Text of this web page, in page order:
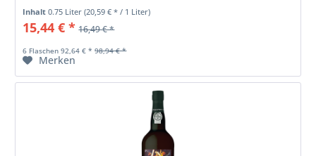
Inhalt0.75 Liter(20,59 € * / 1 Liter)
15,44 € * 16,49 € *
6 Flaschen 92,64 € * 98,94 € *
Merken